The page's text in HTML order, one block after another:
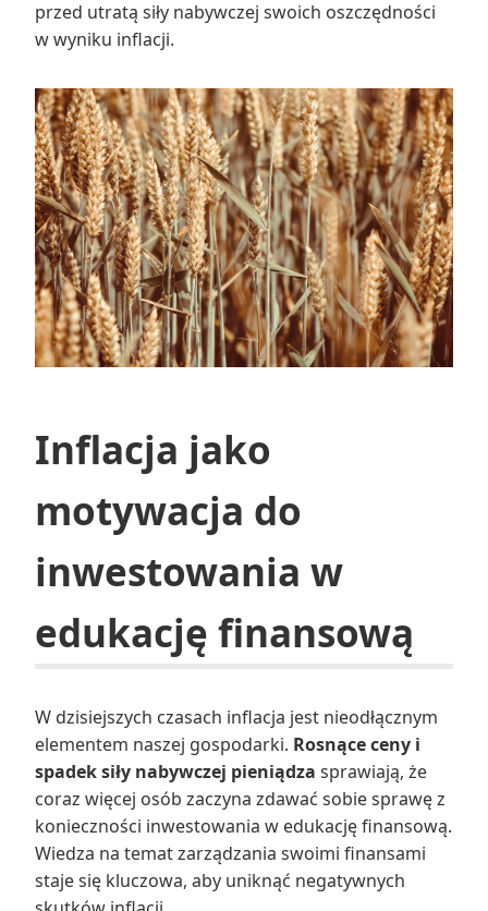
przed utratą siły nabywczej swoich oszczędności
w wyniku inflacji.
Inflacja jako
motywacja do
inwestowania w
edukację finansową
W dzisiejszych czasach inflacja jest nieodłącznym
elementem naszej gospodarki. Rosnące ceny i
spadek siły nabywczej pieniądza sprawiają, że
coraz więcej osób zaczyna zdawać sobie sprawę z
konieczności inwestowania w edukację finansową.
Wiedza na temat zarządzania swoimi finansami
staje się kluczowa, aby uniknąć negatywnych